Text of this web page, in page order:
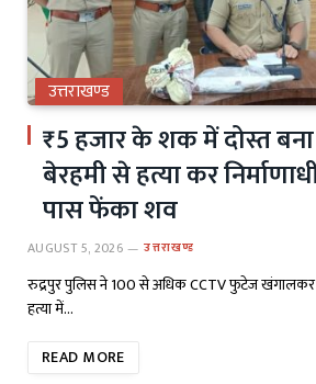
उत्तराखण्ड
₹5 हजार के शक में दोस्त
बेरहमी से हत्या कर
पास फेंका शव
AUGUST 5, 2026 उत्तराखण्ड
रुद्रपुर पुलिस ने 100 से अधिक CCTV फुटेज खंगालकर
हत्या में…
READ MORE